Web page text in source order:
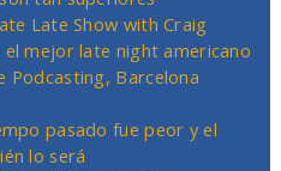
Late Show with Craig
el mejor late night americano
Podcasting, Barcelona
pasado fue peor y el
lo será